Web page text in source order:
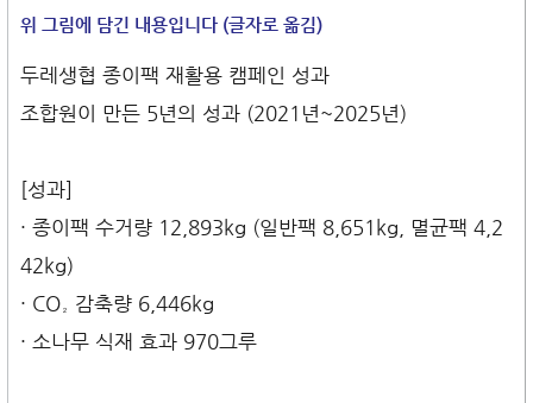
위 그림에 담긴 내용입니다 (글자로 옮김)
두레생협 종이팩 재활용 캠페인 성과
조합원이 만든 5년의 성과 (2021년~2025년)
[성과]
· 종이팩 수거량 12,893kg (일반팩 8,651kg, 멸균팩 4,2
42kg)
· CO₂ 감축량 6,446kg
· 소나무 식재 효과 970그루